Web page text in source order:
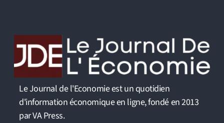
Le Journal de l'Economie est un quotidien
d'information économique en ligne, fondé en 2013
par VA Press.